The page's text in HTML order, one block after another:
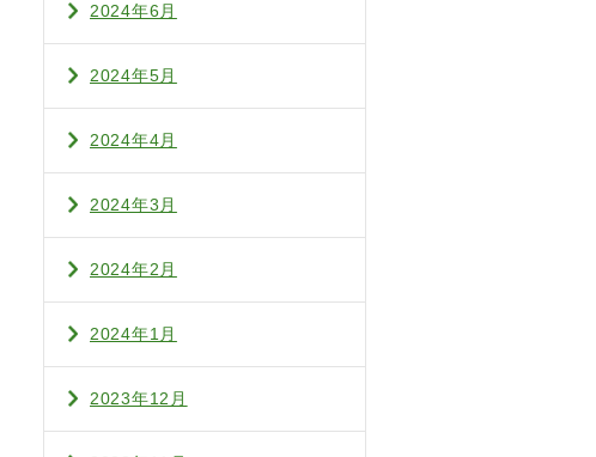
2024年6月
2024年5月
2024年4月
2024年3月
2024年2月
2024年1月
2023年12月